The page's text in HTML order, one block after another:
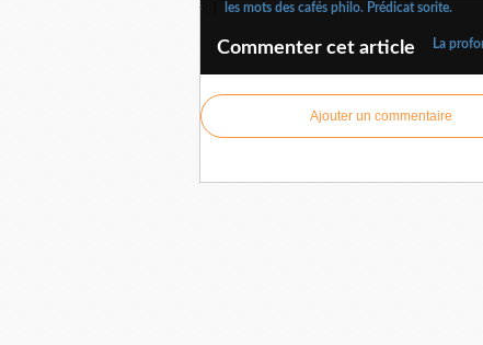
les mots des cafés philo. Prédicat sorite.
La
Commenter cet article
Ajouter un commentaire